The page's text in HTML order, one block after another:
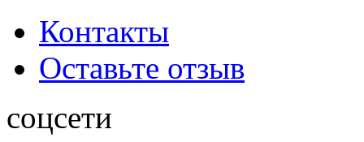
Контакты
Оставьте отзыв
соцсети